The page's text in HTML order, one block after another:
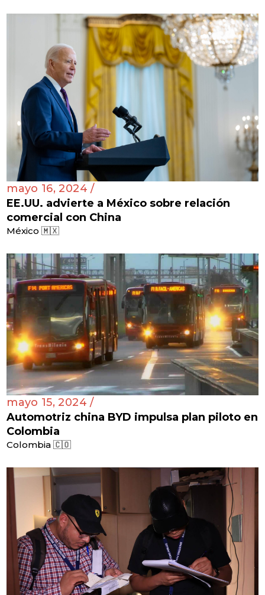
mayo 16, 2024 /
EE.UU. advierte a México sobre relación
comercial con China
México 🇲🇽
mayo 15, 2024 /
Automotriz china BYD impulsa plan piloto en
Colombia
Colombia 🇨🇴